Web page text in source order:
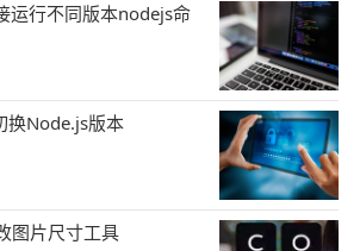
运行不同版本nodejs命
换Node.js版本
图片尺寸工具